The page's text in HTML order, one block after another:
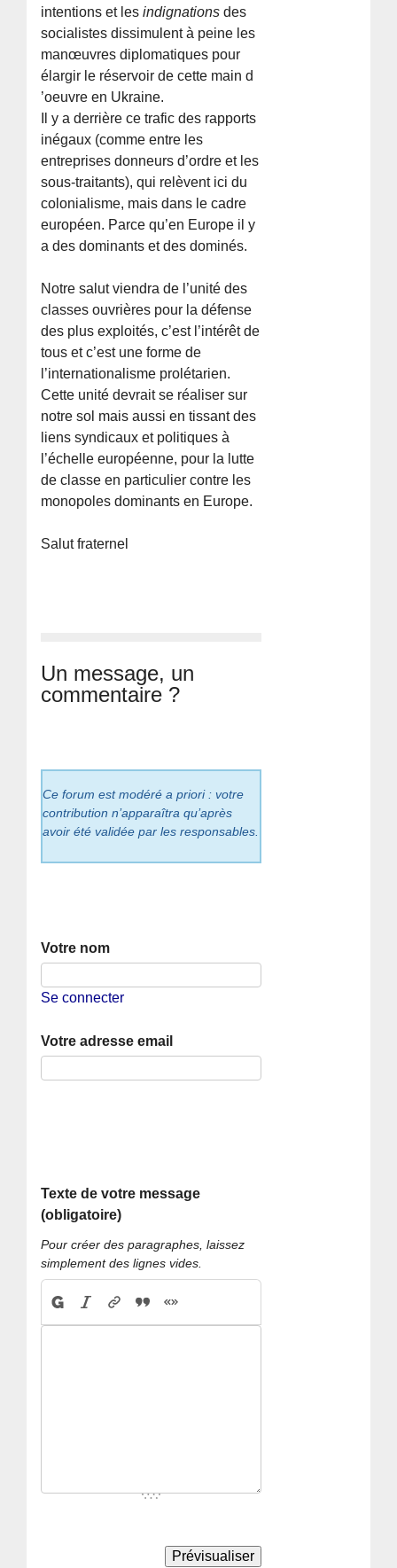
intentions et lesindignations des
socialistes dissimulent à peine les
manœuvres diplomatiques pour
élargir le réservoir de cette main d
’oeuvre en Ukraine.
Il y a derrière ce trafic des rapports
inégaux (comme entre les
entreprises donneurs d’ordre et les
sous-traitants), qui relèvent ici du
colonialisme, mais dans le cadre
européen. Parce qu’en Europe il y
a des dominants et des dominés.
Notre salut viendra de l’unité des
classes ouvrières pour la défense
des plus exploités, c’est l’intérêt de
tous et c’est une forme de
l’internationalisme prolétarien.
Cette unité devrait se réaliser sur
notre sol mais aussi en tissant des
liens syndicaux et politiques à
l’échelle européenne, pour la lutte
de classe en particulier contre les
monopoles dominants en Europe.
Salut fraternel
Un message, un
commentaire ?
Ce forum est modéré a priori : votre
contribution n’apparaîtra qu’après
avoir été validée par les responsables.
Votre nom
Se connecter
Votre adresse email
Texte de votre message
(obligatoire)
Pour créer des paragraphes, laissez
simplement des lignes vides.